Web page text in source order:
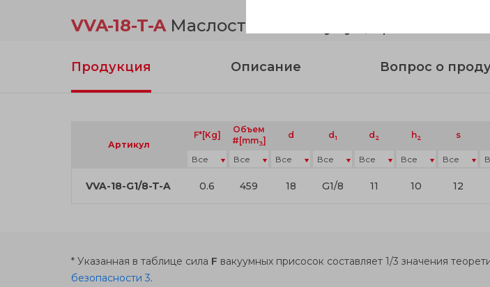
VVA-18-T-AМаслостойкий каучук, крепление
Продукция Описание Вопрос о
Артикул
F*[Kg]
Объем
#[mm3]
d d1 d 2 h2 s
VVA-18-G1/8-T-A 0.6 459 18 G1/8 11 10 12
* Указанная в таблице сила F вакуумных присосок составляет 1/3 значения
безопасности 3.